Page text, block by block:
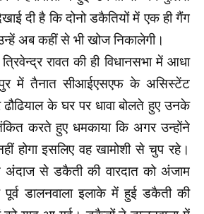
दी है कि दोनो डकैतियों में एक ही गैंग
अब कहीं से भी खोज निकालेगी।
रावत की ही विधानसभा में आधा
में तैनात सीआईएसएफ के असिस्टेंट
के घर पर धावा बोलते हुए उनके
करते हुए धमकाया कि अगर उन्होंने
होगा इसलिए वह खामोशी से चुप रहे।
से डकैती की वारदात को अंजाम
डालनवाला इलाके में हुई डकैती की